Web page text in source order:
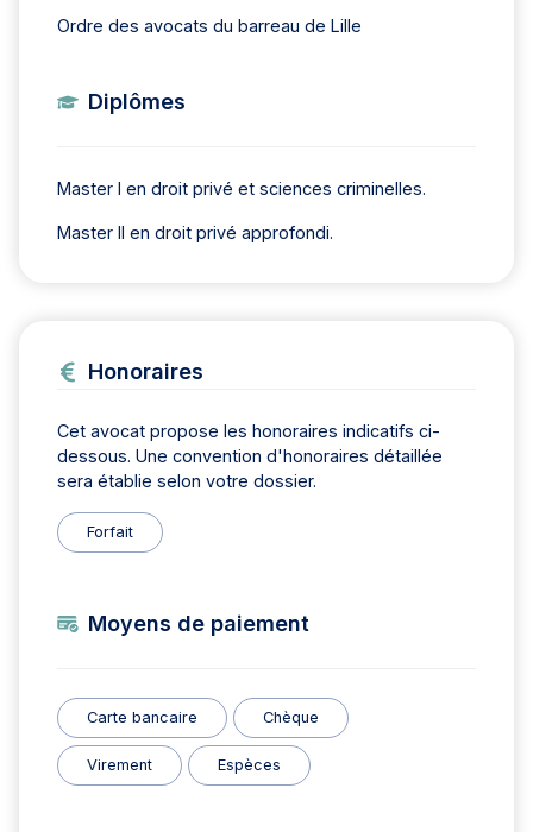
Ordre des avocats du barreau de Lille
Diplômes
Master I en droit privé et sciences criminelles.
Master II en droit privé approfondi.
Honoraires
Cet avocat propose les honoraires indicatifs ci-
dessous. Une convention d'honoraires détaillée
sera établie selon votre dossier.
Forfait
Moyens de paiement
Carte bancaire Chèque
Virement Espèces